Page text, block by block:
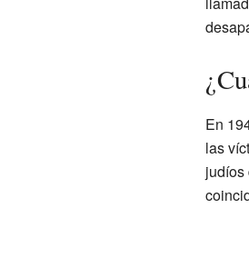
En
las
judíos